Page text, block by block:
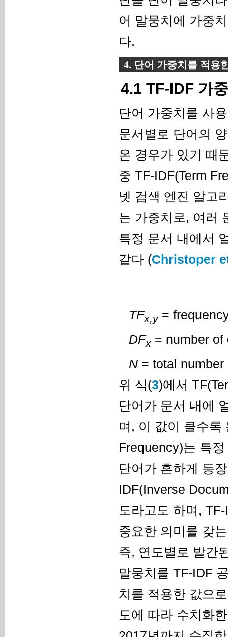
어 말뭉치에 가중
다.
4. 단어 가중치를 적용
4.1 TF-IDF 가
단어 가중치를 사
문서별로 단어의
온 경우가 있기 때
중 TF-IDF(Term
넷 검색 엔진 알고
는 가중치로, 여러
특정 문서 내에서
같다 (Christoper
TFx,y=
DFx = number
N = total
위 식(3)에서
단어가 문서 내에
며, 이 값이 클수록
Frequency)는 특
단어가 흔하게 등
IDF(Inverse
도라고도 하며,
중요한 의미를 갖
즉, 연도별로 발간
말뭉치를 TF-IDF
치를 적용한 값으
도에 따라 수치화